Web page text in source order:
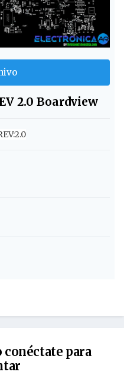
2.0 Boardview
conéctate para